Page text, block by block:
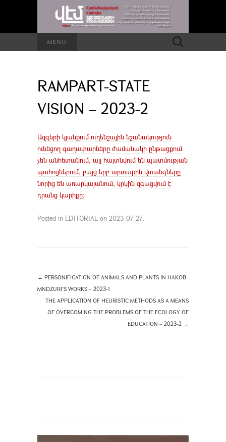
MENU
Search
for:
RAMPART-STATE
VISION – 2023-2
Ազգերի կյանքում ուղենշային նշանակություն
ունեցող գաղափարները ժամանակի ընթացքում
չեն անհետանում, այլ հայտնվում են պատմության
պահոցներում, բայց երբ արտաքին վտանգները
նորից են առարկայանում, կրկին զգացվում է
դրանց կարիքը։
Posted in EDITORIAL on 2023-07-27.
← PERSONIFICATION OF ANIMALS AND PLANTS IN HAKOB
MNDZURI’S WORKS – 2023-1
THE APPLICATION OF HEURISTIC METHODS AS A MEANS
OF OVERCOMING THE PROBLEMS OF THE ECOLOGY OF
EDUCATION – 2023-2 →